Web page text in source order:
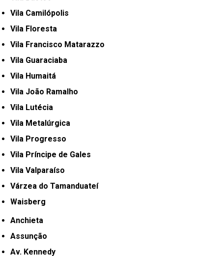
Vila Camilópolis
Vila Floresta
Vila Francisco Matarazzo
Vila Guaraciaba
Vila Humaitá
Vila João Ramalho
Vila Lutécia
Vila Metalúrgica
Vila Progresso
Vila Príncipe de Gales
Vila Valparaíso
Várzea do Tamanduateí
Waisberg
Anchieta
Assunção
Av. Kennedy